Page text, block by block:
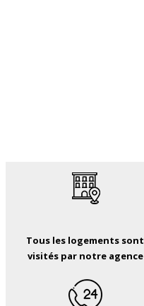
Tous les logements sont
visités par notre agence